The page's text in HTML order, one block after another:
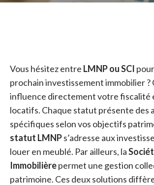
Vous hésitez entre LMNP ou SCI
prochain investissement immobilier
influence directement votre fiscalité
locatifs. Chaque statut présente des
spécifiques selon vos objectifs
statut LMNPs’adresse aux
louer en meublé. Par ailleurs, la
Immobilièrepermet une gestion
patrimoine. Ces deux solutions